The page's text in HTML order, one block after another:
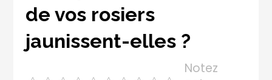
de vos rosiers
jaunissent-elles ?
Notez